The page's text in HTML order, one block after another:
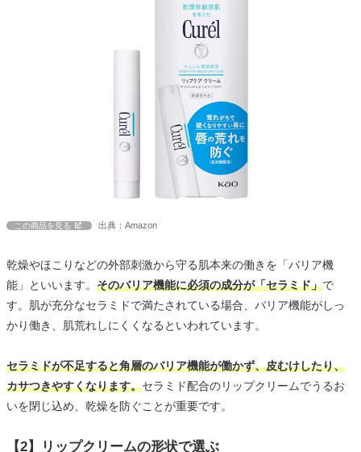
この商品を見る 出典：Amazon
乾燥やほこりなどの外部刺激から守る肌本来の働きを「バリア機
能」といいます。 そのバリア機能に必須の成分が「セラミド」で
す。肌が充分なセラミドで満たされている場合、バリア機能がしっ
かり働き、肌荒れしにくくなるといわれています。
セラミドが不足すると角層のバリア機能が働かず、皮むけしたり、
カサつきやすくなります。セラミド配合のリップクリームでうるお
いを閉じ込め、乾燥を防ぐことが重要です。
【2】リップクリームの形状で選ぶ